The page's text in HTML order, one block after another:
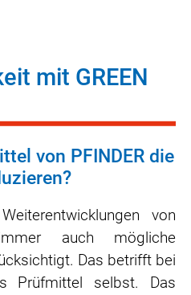
mit GREEN
von PFINDER die
von
auch mögliche
Das betrifft bei
Prüfmittel selbst. Das